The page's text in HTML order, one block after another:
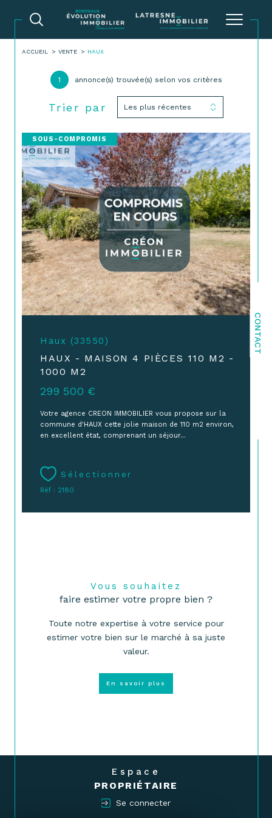
CONTACT
ACCUEIL VENTE HAUX
1 annonce(s) trouvée(s) selon vos critères
Trier par Les plus récentes
Haux (33550)
HAUX - MAISON 4 PIÈCES 110 M2 -
1000 M2
299 500 €
Votre agence CREON IMMOBILIER vous propose sur la
commune d'HAUX cette jolie maison de 110 m2 environ,
en excellent état, comprenant un séjour...
Sélectionner
Réf : 2180
SOUS-COMPROMIS
Vous souhaitez
faire estimer votre propre bien ?
Toute notre expertise à votre service pour
estimer votre bien sur le marché à sa juste
valeur.
En savoir plus
Espace
PROPRIÉTAIRE
Se connecter